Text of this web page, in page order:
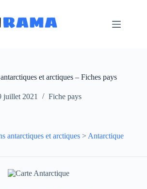
et arctiques – Fiches pays
juillet 2021 Fiche pays
antarctiques et arctiques > Antarctique